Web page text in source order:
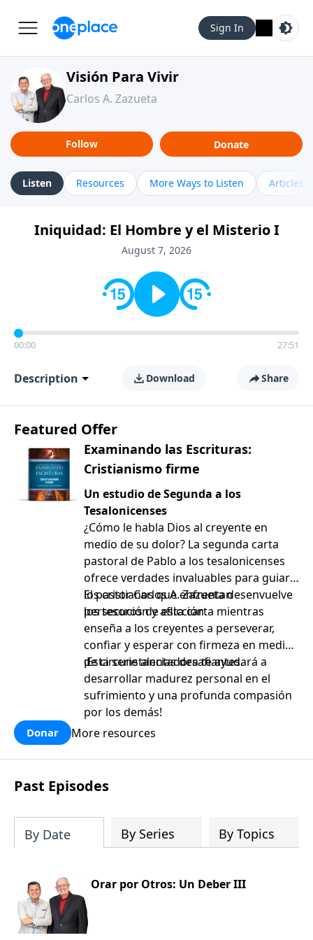
Sign In
Visión Para Vivir
Carlos A. Zazueta
Follow Donate
Listen Resources More Ways to Listen Articles
Iniquidad: El Hombre y el Misterio I
August 7, 2026
00:00 27:51
Description Download Share
Featured Offer
Examinando las Escrituras:
Cristianismo firme
Un estudio de Segunda a los
Tesalonicenses
¿Cómo le habla Dios al creyente en
medio de su dolor? La segunda carta
pastoral de Pablo a los tesalonicenses
ofrece verdades invaluables para guiar a
los cristianos que enfrentan
persecución y aflicción.
El pastor Carlos A. Zazueta desenvuelve
los tesoros de esta carta mientras
enseña a los creyentes a perseverar,
confiar y esperar con firmeza en medio
de circunstancias desafiantes.
¡Esta serie alentadora te ayudará a
desarrollar madurez personal en el
sufrimiento y una profunda compasión
por los demás!
Donar More resources
Past Episodes
By Date By Series By Topics
Orar por Otros: Un Deber III